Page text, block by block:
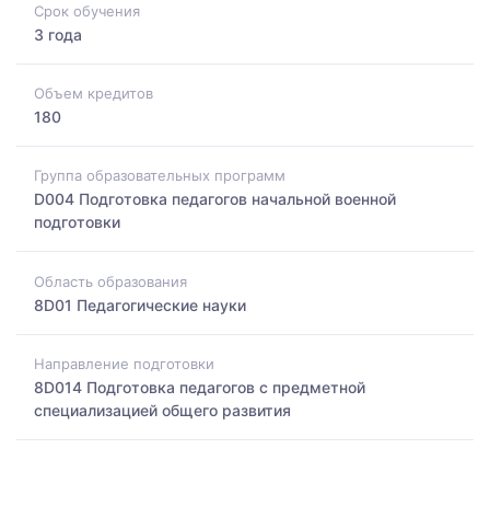
Срок обучения
3 года
Объем кредитов
180
Группа образовательных программ
D004 Подготовка педагогов начальной военной
подготовки
Область образования
8D01 Педагогические науки
Направление подготовки
8D014 Подготовка педагогов с предметной
специализацией общего развития